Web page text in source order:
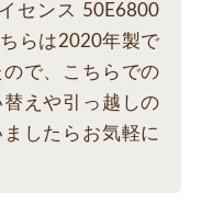
センス 50E6800
らは2020年製で
で、こちらでの
えや引っ越しの
したらお気軽に